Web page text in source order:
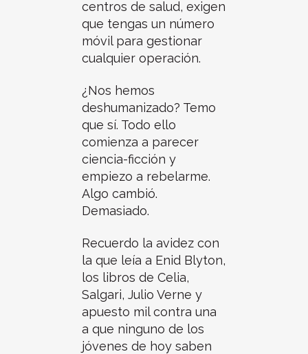
centros de salud, exigen
que tengas un número
móvil para gestionar
cualquier operación.
¿Nos hemos
deshumanizado? Temo
que sí. Todo ello
comienza a parecer
ciencia-ficción y
empiezo a rebelarme.
Algo cambió.
Demasiado.
Recuerdo la avidez con
la que leía a Enid Blyton,
los libros de Celia,
Salgari, Julio Verne y
apuesto mil contra una
a que ninguno de los
jóvenes de hoy saben